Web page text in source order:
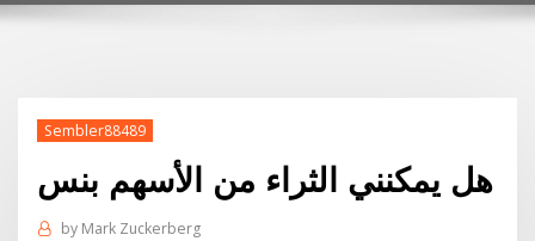
Sembler88489
هل يمكنني الثراء من الأسهم بنس
by Mark Zuckerberg